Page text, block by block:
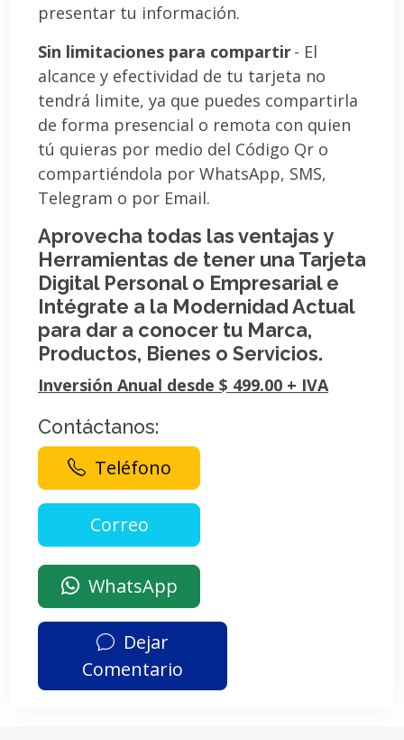
presentar tu información.
Sin limitaciones para compartir- El
alcance y efectividad de tu tarjeta no
tendrá limite, ya que puedes compartirla
de forma presencial o remota con quien
tú quieras por medio del Código Qr o
compartiéndola por WhatsApp, SMS,
Telegram o por Email.
Aprovecha todas las ventajas y
Herramientas de tener una Tarjeta
Digital Personal o Empresarial e
Intégrate a la Modernidad Actual
para dar a conocer tu Marca,
Productos, Bienes o Servicios.
Inversión Anual desde $ 499.00 + IVA
Contáctanos:
Teléfono
WhatsApp
Dejar
Comentario